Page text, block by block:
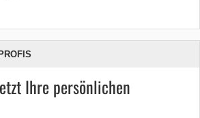
Ihre persönlichen